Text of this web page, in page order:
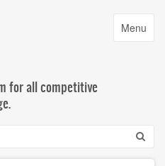
Toggle
Menu
for all competitive